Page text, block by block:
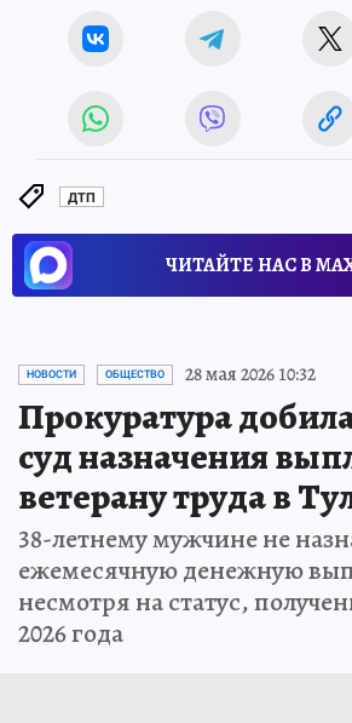
ДТП
ЧИТАЙТЕ НАС В
НОВОСТИ ОБЩЕСТВО 28 мая 2026 10:32
Прокуратура
суд назначения
ветерану труда в
38-летнему мужчине не
ежемесячную денежную
несмотря на статус,
2026 года